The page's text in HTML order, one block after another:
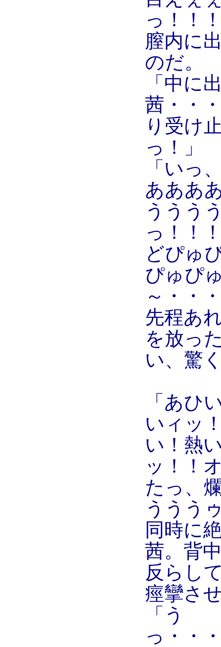
っ！！
膣内に
のだ。
「中に
茜・・
り受け
っ！」
「いっ
あああ
ううう
っ！！
どぴゅ
ぴゅぴ
～・・
先程あ
を放っ
い、驚
「あひ
いィッ
い！熱
ッ！！
たっ、
ううう
同時に
茜。背
反らし
痙攣さ
「う
っ・・